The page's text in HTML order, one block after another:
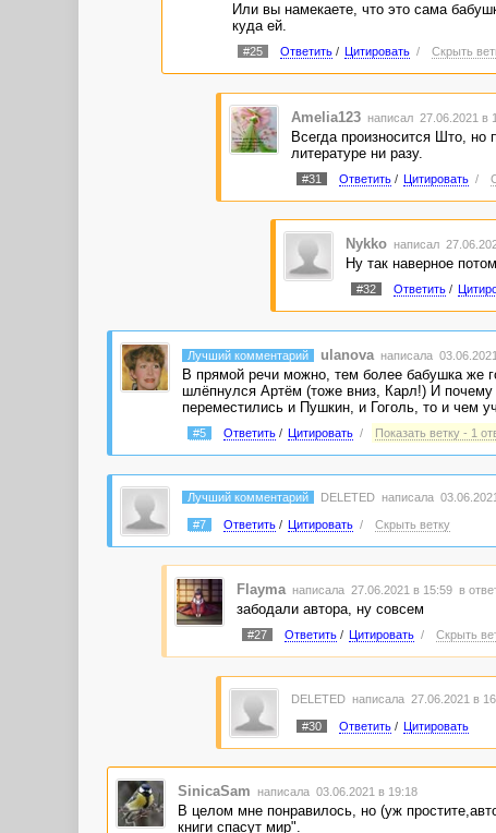
Или вы намекаете, что это сама
куда ей.
#25 Ответить/ Цитировать / Скрыть
Amelia123 написал 27.06.2021 в
Всегда произносится Што,
литературе ни разу.
#31 Ответить/ Цитировать /
Nykko написал
Ну так наверное
#32 Ответить/
Лучший комментарий ulanova написала
В прямой речи можно, тем более бабушка же
шлёпнулся Артём (тоже вниз, Карл!) И почему
переместились и Пушкин, и Гоголь, то и чем
#5 Ответить/ Цитировать / Показать ветку - 1
Лучший комментарий DELETED написала
#7 Ответить/ Цитировать / Скрыть ветку
Flayma написала 27.06.2021 в 15:59 в
забодали автора, ну совсем
#27 Ответить/ Цитировать / Скрыть
DELETED написала 27.06.2021 в
#30 Ответить/ Цитировать
SinicaSam написала 03.06.2021 в 19:18
В целом мне понравилось, но (уж
книги спасут мир".